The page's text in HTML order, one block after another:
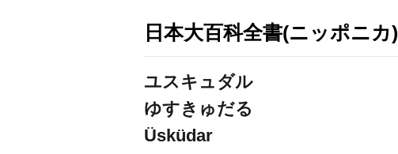
日本大百科全書(ニッポニカ)
ユスキュダル
ゆすきゅだる
Üsküdar